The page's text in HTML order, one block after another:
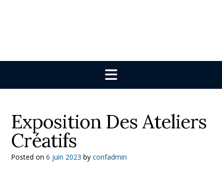
Exposition Des Ateliers
Créatifs
Posted on 6 juin 2023 by confadmin